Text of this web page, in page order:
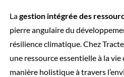
Lagestion intégrée des
pierre angulaire du
résilience climatique. Chez
une ressource essentielle à la
manière holistique à travers